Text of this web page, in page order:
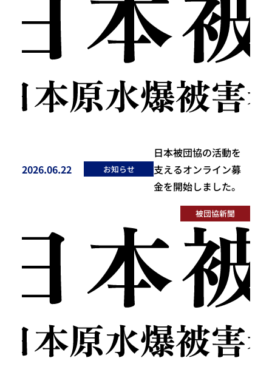
日本被団協の活動を
支えるオンライン募
金を開始しました。
投稿日
2026.06.22 お知らせ
被団協新聞